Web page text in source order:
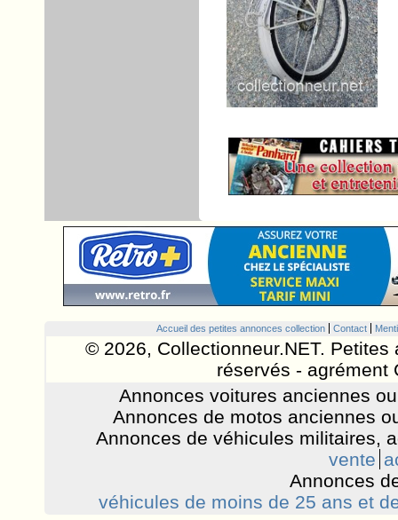
Accueil des petites annonces collection Contact
© 2026, Collectionneur.NET.
réservés - agrément
Annonces voitures anciennes
Annonces de motos anciennes
Annonces de véhicules militaires,
vente
Annonces
véhicules de moins de 25 ans et